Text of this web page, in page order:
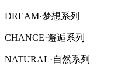
DREAM·梦想系列
CHANCE·邂逅系列
NATURAL·自然系列